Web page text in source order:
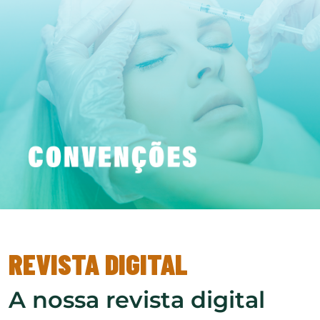
REVISTA DIGITAL
A nossa revista digital